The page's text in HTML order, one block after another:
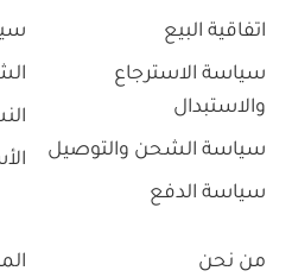
اتفاقية البيع
سياسة الاسترجاع
والاستبدال
سياسة الشحن والتوصيل
سياسة الدفع
من نحن